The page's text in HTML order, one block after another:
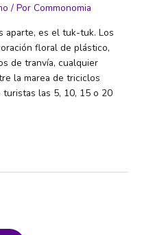
/ Por Commonomia
aparte, es el tuk-tuk. Los
floral de plástico,
de tranvía, cualquier
la marea de triciclos
las 5, 10, 15 o 20